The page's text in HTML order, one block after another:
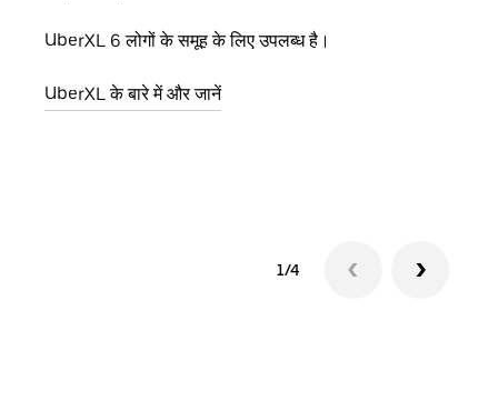
UberXL 6 लोगों के समूह के लिए उपलब्ध है।
UberXL के बारे में और जानें
1/4